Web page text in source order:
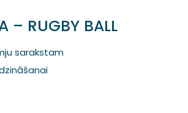
– RUGBY BALL
sarakstam